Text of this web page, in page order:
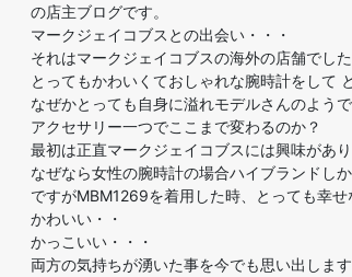
の店主ブログです。
マークジェイコブスとの出会い・・・
それはマークジェイコブスの海外の店舗でした
とってもかわいくておしゃれな腕時計をして
なぜかとっても自身に溢れモデルさんのようで
アクセサリー一つでここまで変わるのか？
最初は正直マークジェイコブスには興味があり
なぜなら女性の腕時計の場合ハイブランドし
ですがMBM1269を着用した時、とっても幸
かわいい・・
かっこいい・・・
両方の気持ちが湧いた事を今でも思い出します